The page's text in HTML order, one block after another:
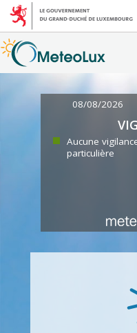
08/08/2026
Aucune
particulière